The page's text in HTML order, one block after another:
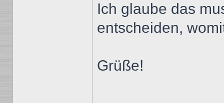
Ich glaube das
entscheiden,
Grüße!